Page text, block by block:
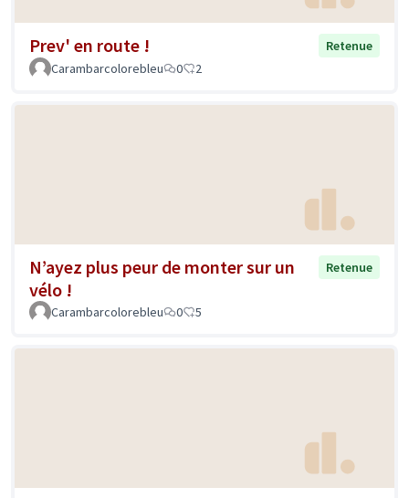
Prev' en route !
Retenue
Carambarcolorebleu
0 2
N’ayez plus peur de monter sur un
vélo !
Retenue
Carambarcolorebleu 0 5